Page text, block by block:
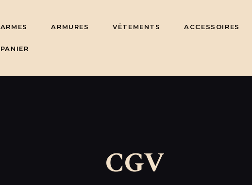
ARMES ARMURES VÊTEMENTS ACCESSOIRES
PANIER
CGV